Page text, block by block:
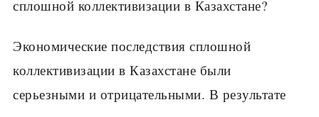
сплошной коллективизации в Казахстане?
Экономические последствия сплошной
коллективизации в Казахстане были
серьезными и отрицательными. В результате